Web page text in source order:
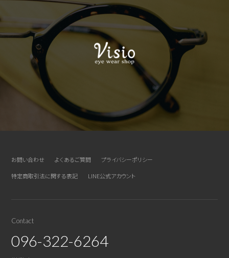
お問い合わせ よくあるご質問
プライバシーポリシー
特定商取引法に関する表記
LINE公式アカウント
Contact
096-322-6264